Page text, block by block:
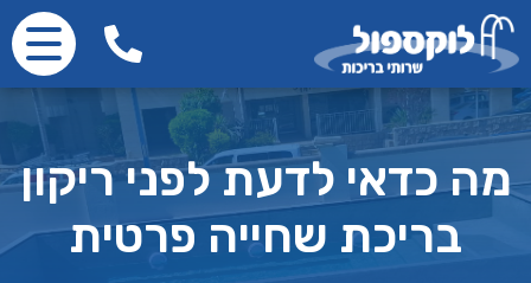
מה כדאי לדעת לפני ריקון
בריכת שחייה פרטית